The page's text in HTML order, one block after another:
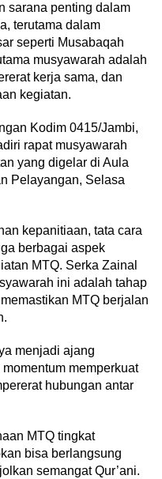
sarana penting dalam
terutama dalam
seperti Musabaqah
musyawarah adalah
kerja sama, dan
kegiatan.
Kodim 0415/Jambi,
rapat musyawarah
yang digelar di Aula
Pelayangan, Selasa
kepanitiaan, tata cara
berbagai aspek
MTQ. Serka Zainal
ini adalah tahap
MTQ berjalan
menjadi ajang
memperkuat
hubungan antar
MTQ tingkat
bisa berlangsung
semangat Qur’ani.